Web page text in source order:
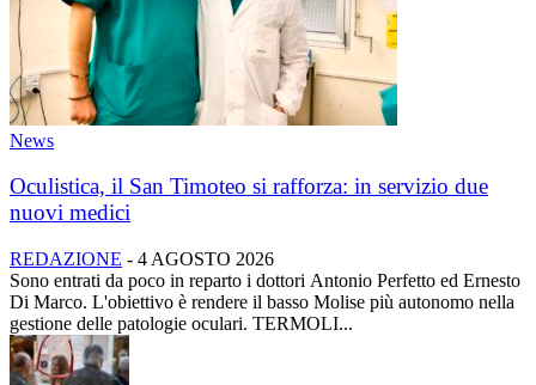
News
Oculistica, il San Timoteo si rafforza: in servizio due
nuovi medici
REDAZIONE - 4 AGOSTO 2026
Sono entrati da poco in reparto i dottori Antonio Perfetto ed Ernesto
Di Marco. L'obiettivo è rendere il basso Molise più autonomo nella
gestione delle patologie oculari. TERMOLI...